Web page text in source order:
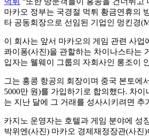
마카오 정부는 국경절 먹튀 황금연휴의
타 공동회장으로 선임된 기업인 멍킨경
이 회사는 앞서 마카오의 게임 관련 사
콰이퐁(사진)을 관할하는 차이나스타는
입자는 웰웨이 그룹의 자회사인 롱조이
그는 홍콩 항공의 회장이며 중국 본토에
5000만 원)를 가입하기로 합의했다. 차
는 지난 달에 그 거래를 성사시키려면 추
카지노 운영자는 호텔과 게임 분야에 성
박위엔(사진) 마카오 경제재정장관(사진